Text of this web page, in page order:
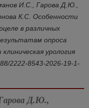
И.С., Гарова Д.Ю.,
К.С. Особенности
в различных
опроса
урология
2222-8543-2026-19-1-
Д.Ю.,